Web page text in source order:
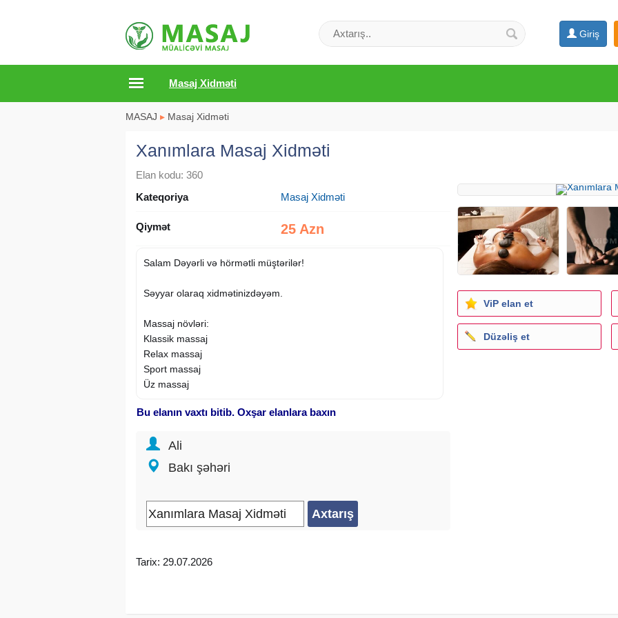
Giriş
Masaj Xidməti
MASAJ ▸ Masaj Xidməti
Xanımlara Masaj Xidməti
Elan kodu: 360
Kateqoriya
Masaj Xidməti
Qiymət 25 Azn
Salam Dəyərli və hörmətli müştərilər!
Səyyar olaraq xidmətinizdəyəm.
Massaj növləri:
Klassik massaj
Relax massaj
Sport massaj
Üz massaj
Sifariş əsasında evlerinizdə, hoteldə
İntim Yoxdur
30 dəqiqə 15 azn
Bu elanın vaxtı bitib. Oxşar elanlara baxın
Ali
Bakı şəhəri
Tarix: 29.07.2026
ViP elan et
Düzəliş et